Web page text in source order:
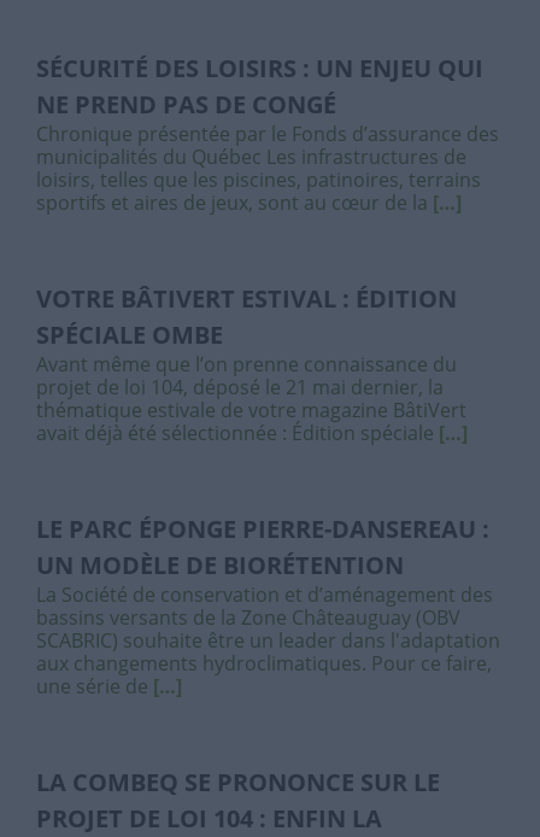
SÉCURITÉ DES LOISIRS : UN ENJEU QUI
NE PREND PAS DE CONGÉ
Chronique présentée par le Fonds d’assurance des
municipalités du Québec Les infrastructures de
loisirs, telles que les piscines, patinoires, terrains
sportifs et aires de jeux, sont au cœur de la […]
VOTRE BÂTIVERT ESTIVAL : ÉDITION
SPÉCIALE OMBE
Avant même que l’on prenne connaissance du
projet de loi 104, déposé le 21 mai dernier, la
thématique estivale de votre magazine BâtiVert
avait déjà été sélectionnée : Édition spéciale […]
LE PARC ÉPONGE PIERRE-DANSEREAU :
UN MODÈLE DE BIORÉTENTION
La Société de conservation et d’aménagement des
bassins versants de la Zone Châteauguay (OBV
SCABRIC) souhaite être un leader dans l'adaptation
aux changements hydroclimatiques. Pour ce faire,
une série de […]
LA COMBEQ SE PRONONCE SUR LE
PROJET DE LOI 104 : ENFIN LA